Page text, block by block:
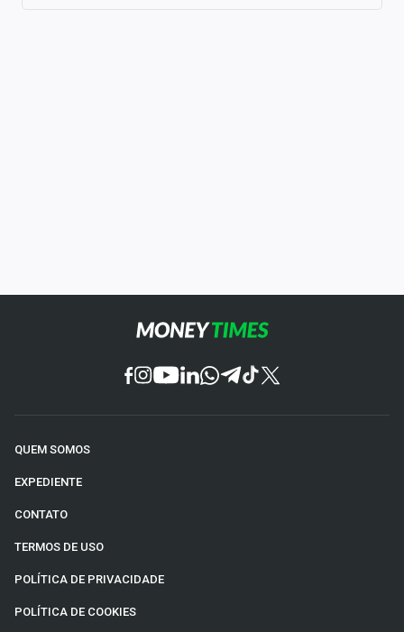
QUEM SOMOS
EXPEDIENTE
CONTATO
TERMOS DE USO
POLÍTICA DE PRIVACIDADE
POLÍTICA DE COOKIES